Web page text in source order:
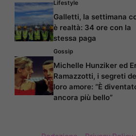
Lifestyle
Galletti, la settimana
è realtà: 34 ore con la
stessa paga
Gossip
Michelle Hunziker ed
Ramazzotti, i segreti
loro amore: “È
ancora più bello”